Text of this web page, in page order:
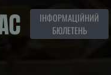
ІНФОРМАЦІЙНИЙ
БЮЛЕТЕНЬ